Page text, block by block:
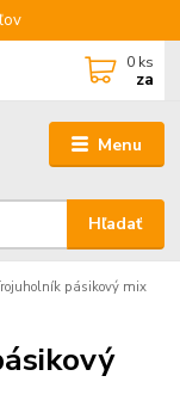
Menu
Hľadať
0 ks
za
pásikový mix